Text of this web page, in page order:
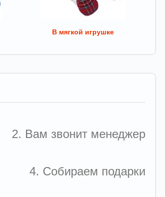
В мягкой игрушке
2. Вам звонит менеджер
4. Собираем подарки